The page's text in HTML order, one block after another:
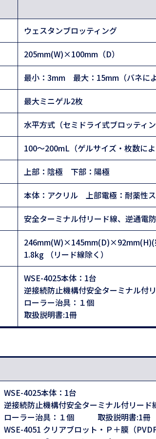
ウェスタンブロッティング
205mm(W)×100mm（D）
最小：3mm 最大：15mm（バネによ
最大ミニゲル2枚
水平方式（セミドライ式ブロッティン
100～200mL（ゲルサイズ・枚数によ
上部：陰極 下部：陽極
本体：アクリル 上部電極：耐薬性
安全ターミナル付リード線、逆通電
1.8kg （リード線除く）
WSE-4025本体：1台
逆接続防止機構付安全ターミナル付
ローラー治具：１個
取扱説明書:1冊
WSE-4025本体：1台
逆接続防止機構付安全ターミナル付リード
ローラー治具：１個 取扱説明書:1冊
WSE-4051 クリアブロット・Ｐ＋膜（